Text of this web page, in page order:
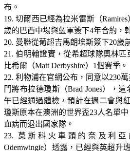
布。
19. 切爾西已經為拉米雷斯（
歲的巴西中場與藍軍簽下4年合約，
20. 曼聯從葡超吉馬朗埃斯簽下20歲
21. 伯明翰證實，從希超球隊奧林
比希爾（Matt Derbyshire）1個賽季。
22. 利物浦在官網公布，同意以230
門將布拉德瓊斯（Brad Jones），
午已經通過體檢，預計在週二會與
瓊斯原本在澳洲的世界盃23人名單
血病而退出國家隊。
23. 莫斯科火車頭的奈及利亞
Odemwingie）透露，已經與英超升